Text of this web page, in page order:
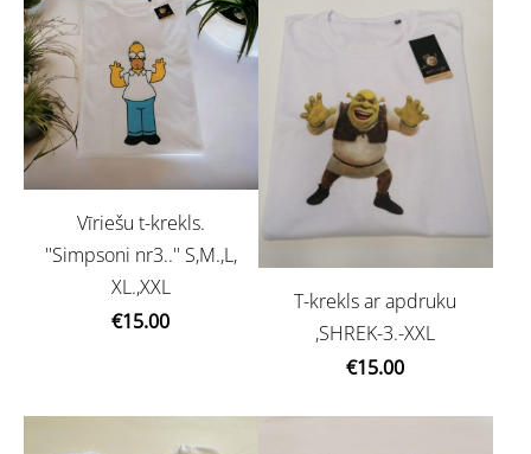
Vīriešu t-krekls.
''Simpsoni nr3..'' S,M.,L,
XL.,XXL
€15.00
T-krekls ar apdruku
,SHREK-3.-XXL
€15.00